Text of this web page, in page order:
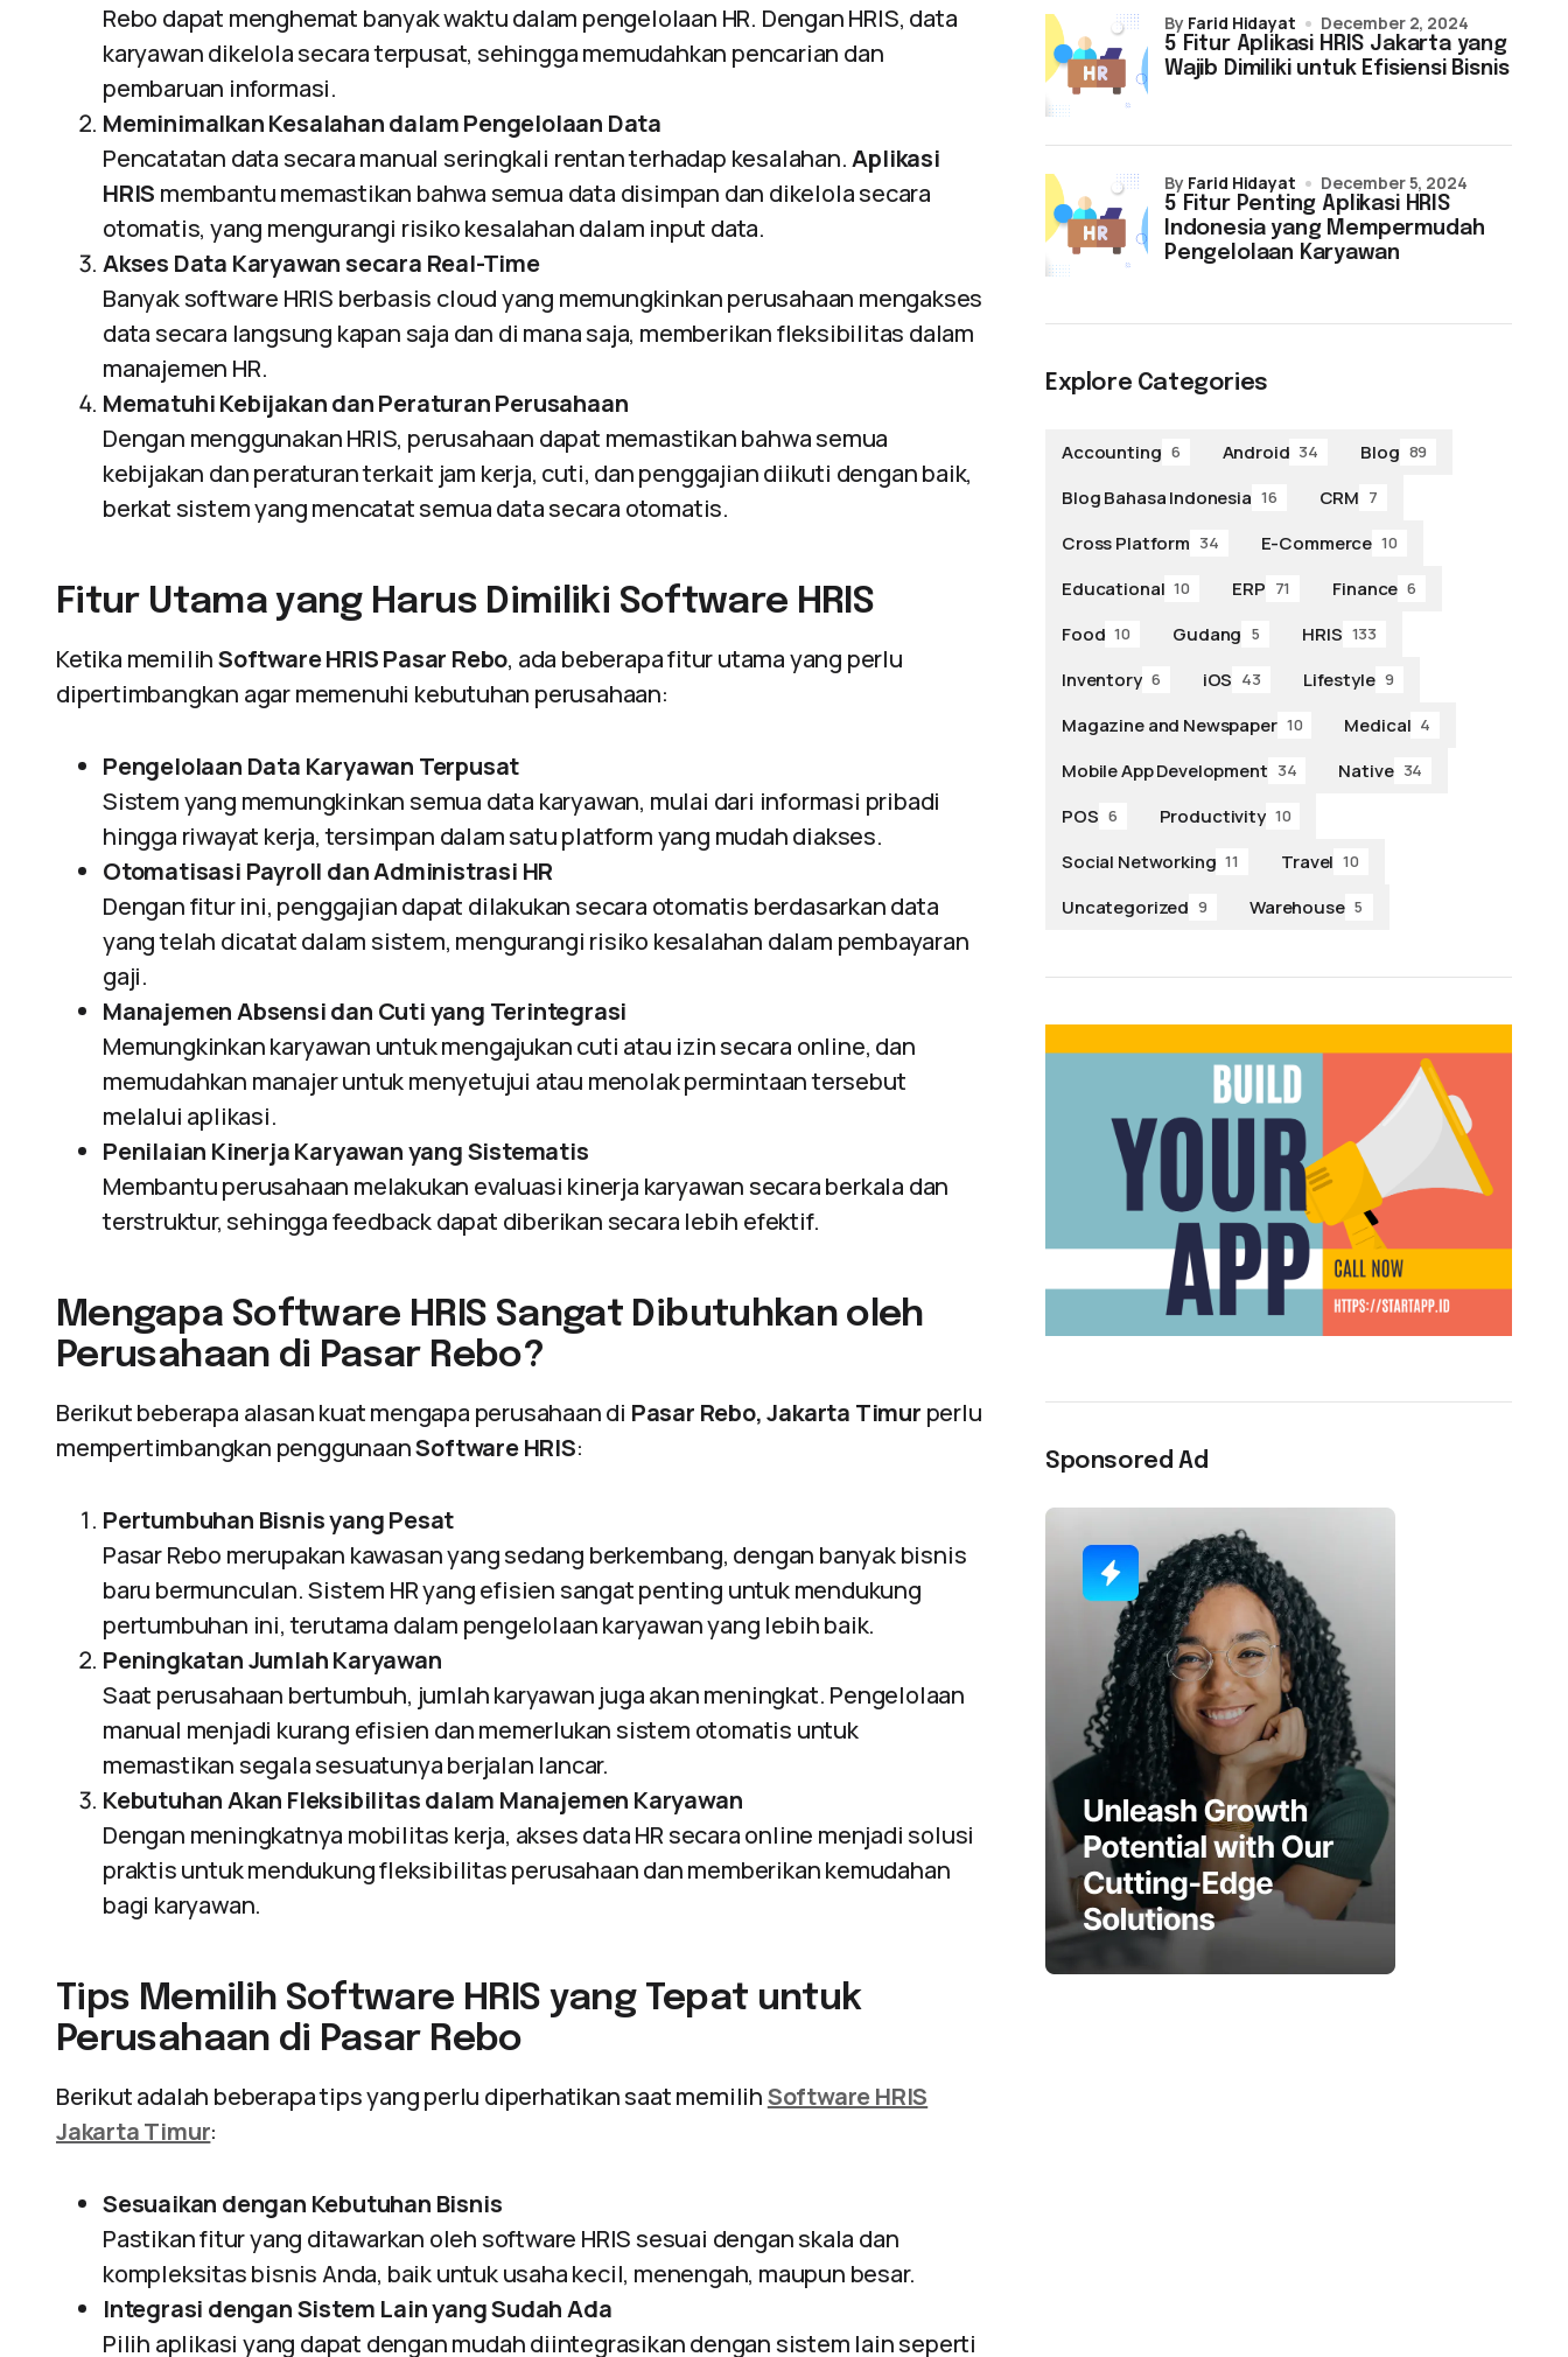
Rebo dapat menghemat banyak waktu dalam pengelolaan HR. Dengan HRIS, data
karyawan dikelola secara terpusat, sehingga memudahkan pencarian dan
pembaruan informasi.
Meminimalkan Kesalahan dalam Pengelolaan Data
Pencatatan data secara manual seringkali rentan terhadap kesalahan.Aplikasi
HRIS membantu memastikan bahwa semua data disimpan dan dikelola secara
otomatis, yang mengurangi risiko kesalahan dalam input data.
Akses Data Karyawan secara Real-Time
Banyak software HRIS berbasis cloud yang memungkinkan perusahaan mengakses
data secara langsung kapan saja dan di mana saja, memberikan fleksibilitas dalam
manajemen HR.
Mematuhi Kebijakan dan Peraturan Perusahaan
Dengan menggunakan HRIS, perusahaan dapat memastikan bahwa semua
kebijakan dan peraturan terkait jam kerja, cuti, dan penggajian diikuti dengan baik,
berkat sistem yang mencatat semua data secara otomatis.
Fitur Utama yang Harus Dimiliki Software HRIS
Ketika memilihSoftware HRIS Pasar Rebo, ada beberapa fitur utama yang perlu
dipertimbangkan agar memenuhi kebutuhan perusahaan:
Pengelolaan Data Karyawan Terpusat
Sistem yang memungkinkan semua data karyawan, mulai dari informasi pribadi
hingga riwayat kerja, tersimpan dalam satu platform yang mudah diakses.
Otomatisasi Payroll dan Administrasi HR
Dengan fitur ini, penggajian dapat dilakukan secara otomatis berdasarkan data
yang telah dicatat dalam sistem, mengurangi risiko kesalahan dalam pembayaran
gaji.
Manajemen Absensi dan Cuti yang Terintegrasi
Memungkinkan karyawan untuk mengajukan cuti atau izin secara online, dan
memudahkan manajer untuk menyetujui atau menolak permintaan tersebut
melalui aplikasi.
Penilaian Kinerja Karyawan yang Sistematis
Membantu perusahaan melakukan evaluasi kinerja karyawan secara berkala dan
terstruktur, sehingga feedback dapat diberikan secara lebih efektif.
Mengapa Software HRIS Sangat Dibutuhkan oleh
Perusahaan di Pasar Rebo?
Berikut beberapa alasan kuat mengapa perusahaan di Pasar Rebo, Jakarta Timur perlu
mempertimbangkan penggunaanSoftware HRIS:
Pertumbuhan Bisnis yang Pesat
Pasar Rebo merupakan kawasan yang sedang berkembang, dengan banyak bisnis
baru bermunculan. Sistem HR yang efisien sangat penting untuk mendukung
pertumbuhan ini, terutama dalam pengelolaan karyawan yang lebih baik.
Peningkatan Jumlah Karyawan
Saat perusahaan bertumbuh, jumlah karyawan juga akan meningkat. Pengelolaan
manual menjadi kurang efisien dan memerlukan sistem otomatis untuk
memastikan segala sesuatunya berjalan lancar.
Kebutuhan Akan Fleksibilitas dalam Manajemen Karyawan
Dengan meningkatnya mobilitas kerja, akses data HR secara online menjadi solusi
praktis untuk mendukung fleksibilitas perusahaan dan memberikan kemudahan
bagi karyawan.
Tips Memilih Software HRIS yang Tepat untuk
Perusahaan di Pasar Rebo
Berikut adalah beberapa tips yang perlu diperhatikan saat memilihSoftware HRIS
Jakarta Timur:
Sesuaikan dengan Kebutuhan Bisnis
Pastikan fitur yang ditawarkan oleh software HRIS sesuai dengan skala dan
kompleksitas bisnis Anda, baik untuk usaha kecil, menengah, maupun besar.
Integrasi dengan Sistem Lain yang Sudah Ada
Pilih aplikasi yang dapat dengan mudah diintegrasikan dengan sistem lain seperti
5 Fitur Aplikasi HRIS Jakarta yang
Wajib Dimiliki untuk Efisiensi Bisnis
by Farid Hidayat December 2, 2024
5 Fitur Penting Aplikasi HRIS
Indonesia yang Mempermudah
Pengelolaan Karyawan
by Farid Hidayat December 5, 2024
Explore Categories
Accounting 6 Android 34 Blog 89
Blog Bahasa Indonesia 16 CRM 7
Cross Platform 34 E-Commerce 10
Educational 10 ERP 71 Finance 6
Food 10 Gudang 5 HRIS 133
Inventory 6 iOS 43 Lifestyle 9
Magazine and Newspaper 10 Medical 4
Mobile App Development 34 Native 34
POS 6 Productivity 10
Social Networking 11 Travel 10
Uncategorized 9 Warehouse 5
Sponsored Ad